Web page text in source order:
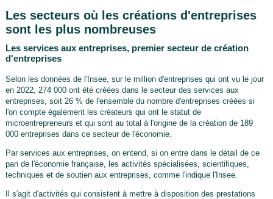
Les secteurs où les créations d'entreprises
sont les plus nombreuses
Les services aux entreprises, premier secteur de création
d'entreprises
Selon les données de l'Insee, sur le million d'entreprises qui ont vu le jour
en 2022, 274 000 ont été créées dans le secteur des services aux
entreprises, soit 26 % de l'ensemble du nombre d'entreprises créées si
l'on compte également les créateurs qui ont le statut de
microentrepreneurs et qui sont au total à l'origine de la création de 189
000 entreprises dans ce secteur de l'économie.
Par services aux entreprises, on entend, si on entre dans le détail de ce
pan de l'économie française, les activités spécialisées, scientifiques,
techniques et de soutien aux entreprises, comme l'indique l'Insee.
Il s'agit d'activités qui consistent à mettre à disposition des prestations